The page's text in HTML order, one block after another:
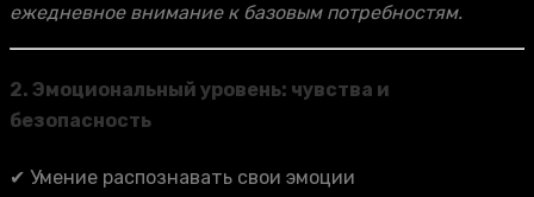
ежедневное внимание к базовым потребностям.
2. Эмоциональный уровень: чувства и
безопасность
✔ Умение распознавать свои эмоции